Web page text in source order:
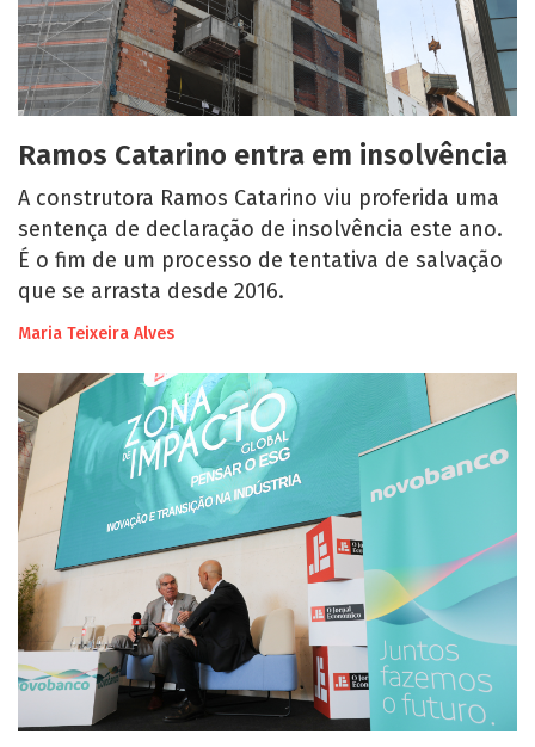
Ramos Catarino entra em insolvência
A construtora Ramos Catarino viu proferida uma
sentença de declaração de insolvência este ano.
É o fim de um processo de tentativa de salvação
que se arrasta desde 2016.
Maria Teixeira Alves